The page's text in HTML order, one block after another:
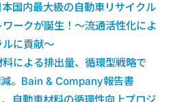
本国内最大級の自動車リサイクル
ークが誕生！～流通活性化によ
ルに貢献～
料による排出量、循環型戦略で
。Bain & Company報告書